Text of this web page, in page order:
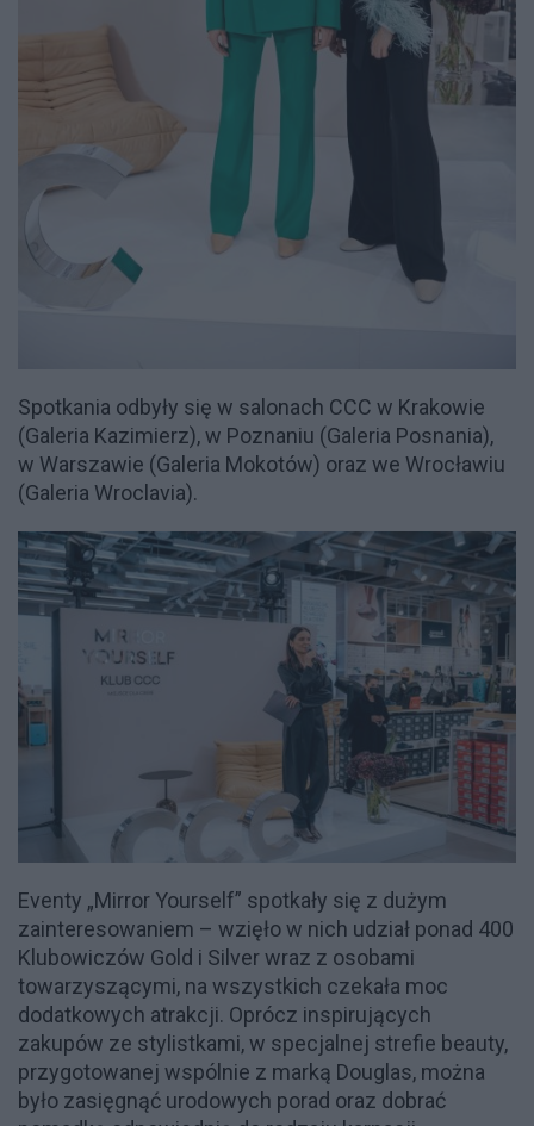
Spotkania odbyły się w salonach CCC w Krakowie
(Galeria Kazimierz), w Poznaniu (Galeria Posnania),
w Warszawie (Galeria Mokotów) oraz we Wrocławiu
(Galeria Wroclavia).
Eventy „Mirror Yourself” spotkały się z dużym
zainteresowaniem – wzięło w nich udział ponad 400
Klubowiczów Gold i Silver wraz z osobami
towarzyszącymi, na wszystkich czekała moc
dodatkowych atrakcji. Oprócz inspirujących
zakupów ze stylistkami, w specjalnej strefie beauty,
przygotowanej wspólnie z marką Douglas, można
było zasięgnąć urodowych porad oraz dobrać